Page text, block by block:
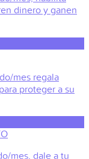
dinero y ganen
mes regala
proteger a su
mes, dale a tu